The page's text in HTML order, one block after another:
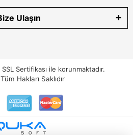
Ulaşın
Sertifikası ile korunmaktadır.
Tüm Hakları Saklıdır